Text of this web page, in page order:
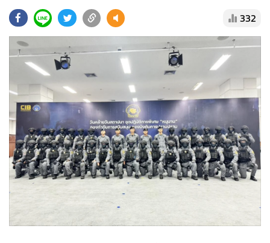
• ผู้จัดกวน
Good health & Well-being
• Green Innovation & SD
Management & HR
• MGR Live
•
Infographic
• การเมือง
• ท่องเที่ยว
• กีฬา
•
ต่างประเทศ
Special Scoop
• เศรษฐกิจ-ธุรกิจ
332